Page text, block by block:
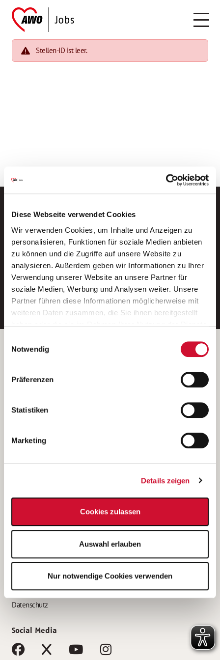
Diese Webseite verwendet Cookies
Wir verwenden Cookies, um Inhalte und Anzeigen zu
personalisieren, Funktionen für soziale Medien anbieten
zu können und die Zugriffe auf unsere Website zu
analysieren. Außerdem geben wir Informationen zu Ihrer
Verwendung unserer Website an unsere Partner für
soziale Medien, Werbung und Analysen weiter. Unsere
Partner führen diese Informationen möglicherweise mit
weiteren Daten zusammen, die Sie ihnen bereitgestellt
Wenn Sie auf „Cookies zulassen“ klicken, so stimmen
Sie der Speicherung sämtlicher Cookies zu. Sie können
Ihre Einwilligung selbstverständlich jederzeit widerrufen,
indem Sie die Cookie-Einstellungen aufrufen und diese
unsererDatenschutzerklärung
Notwendig
Präferenzen
Statistiken
Marketing
Details zeigen
Cookies zulassen
Auswahl erlauben
Nur notwendige Cookies verwenden
Stellen-ID ist leer.
Neue Stellen per E-Mail.
Ein kostenloser Service von AWO
Jobs.
E-Mail-Adresse eintragen
Betreiber der Webseite
Kantstraße 45a
(Ein Tochterunternehmen des AWO Bezirksverbandes Unterfranken
e.V.)
Bewerbung als Altenpflegehelfer*in
Bewerbung als Erzieher*in
AWO Gliederungen nach Bundesland
Impressum
Datenschutz
Social Media